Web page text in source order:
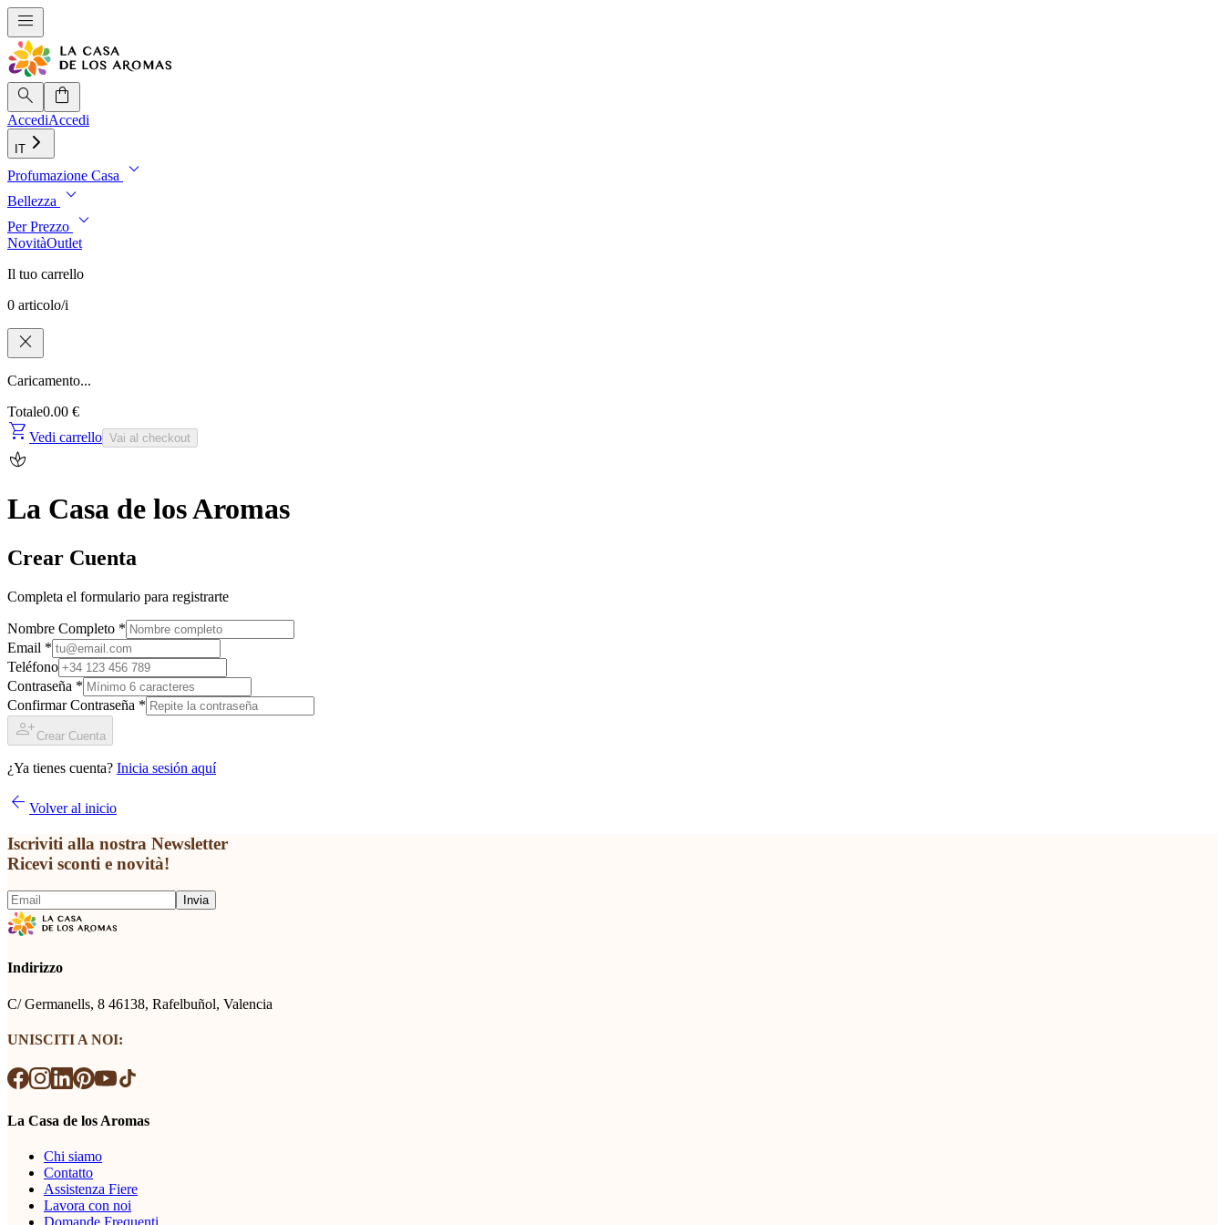
menu
search shopping_bag
AccediAccedi
IT
Profumazione Casa expand_more
Bellezza expand_more
Per Prezzo expand_more
NovitàOutlet
Il tuo carrello
0 articolo/i
close
Caricamento...
Totale0.00 €
shopping_cart Vedi carrello Vai al checkout
spa
La Casa de los Aromas
Crear Cuenta
Completa el formulario para registrarte
Nombre Completo *
Email *
Teléfono
Contraseña *
Confirmar Contraseña *
person_add Crear Cuenta
¿Ya tienes cuenta? Inicia sesión aquí
arrow_back Volver al inicio
Iscriviti alla nostra Newsletter
Ricevi sconti e novità!
Invia
Indirizzo
C/ Germanells, 8 46138, Rafelbuñol, Valencia
UNISCITI A NOI:
La Casa de los Aromas
Chi siamo
Contatto
Assistenza Fiere
Lavora con noi
Domande Frequenti